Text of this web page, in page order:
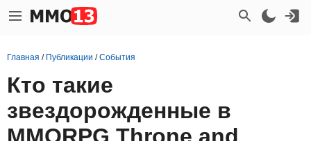
Главная / Публикации /События
Кто такие
звездорожденные в